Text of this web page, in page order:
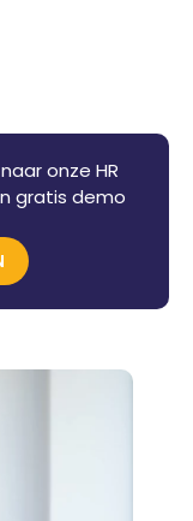
onze HR
gratis demo